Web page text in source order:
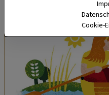
Cookie-